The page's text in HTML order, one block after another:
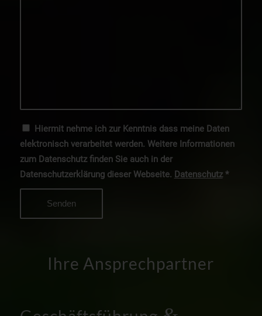
Hiermit nehme ich zur Kenntnis dass meine Daten
elektronisch verarbeitet werden. Weitere Informationen
zum Datenschutz finden Sie auch in der
Datenschutzerklärung dieser Webseite. Datenschutz *
Ihre Ansprechpartner